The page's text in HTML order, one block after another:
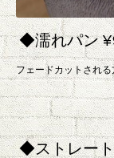
◆濡れパン
フェードカットされ
◆ストレート